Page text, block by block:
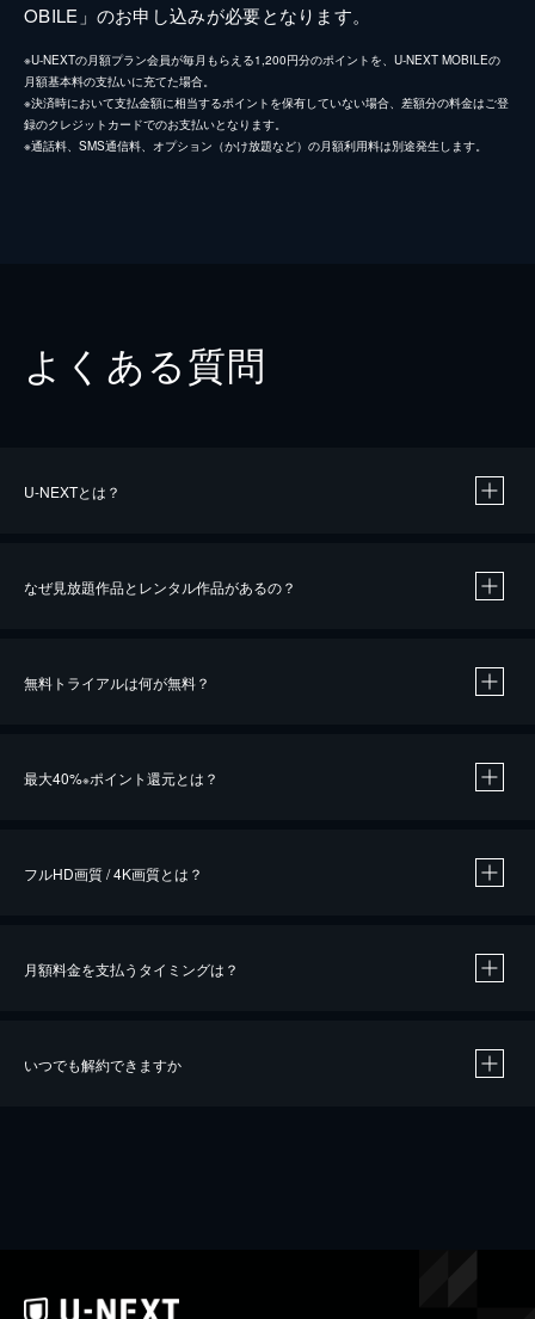
OBILE」のお申し込みが必要となります。
※U-NEXTの月額プラン会員が毎月もらえる1,200円分のポイントを、U-NEXT MOBILEの
月額基本料の支払いに充てた場合。
※決済時において支払金額に相当するポイントを保有していない場合、差額分の料金はご登
録のクレジットカードでのお支払いとなります。
※通話料、SMS通信料、オプション（かけ放題など）の月額利用料は別途発生します。
よくある質問
U-NEXTとは？
なぜ見放題作品とレンタル作品があるの？
無料トライアルは何が無料？
最大40%※ポイント還元とは？
※40％ポイント還元の対象は、クレジットカード決済による作品の購入 / レンタルです。
フルHD画質 / 4K画質とは？
月額料金を支払うタイミングは？
いつでも解約できますか